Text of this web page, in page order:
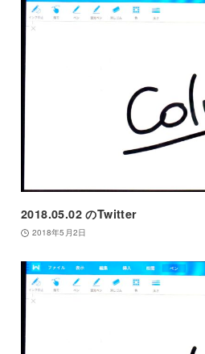
2018.05.02 のTwitter
2018年5月2日